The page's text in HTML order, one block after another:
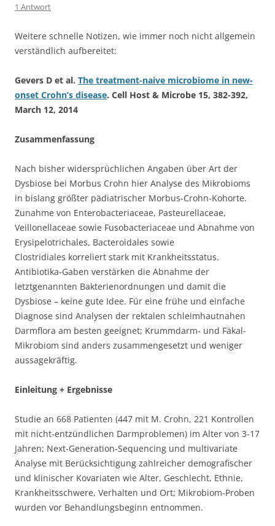
1 Antwort
Weitere schnelle Notizen, wie immer noch nicht allgemein
verständlich aufbereitet:
Gevers D et al. The treatment-naive microbiome in new-
onset Crohn’s disease. Cell Host & Microbe 15, 382-392,
March 12, 2014
Zusammenfassung
Nach bisher widersprüchlichen Angaben über Art der
Dysbiose bei Morbus Crohn hier Analyse des Mikrobioms
in bislang größter pädiatrischer Morbus-Crohn-Kohorte.
Zunahme von Enterobacteriaceae, Pasteurellaceae,
Veillonellaceae sowie Fusobacteriaceae und Abnahme von
Erysipelotrichales, Bacteroidales sowie
Clostridiales korreliert stark mit Krankheitsstatus.
Antibiotika-Gaben verstärken die Abnahme der
letztgenannten Bakterienordnungen und damit die
Dysbiose – keine gute Idee. Für eine frühe und einfache
Diagnose sind Analysen der rektalen schleimhautnahen
Darmflora am besten geeignet; Krummdarm- und Fäkal-
Mikrobiom sind anders zusammengesetzt und weniger
aussagekräftig.
Einleitung + Ergebnisse
Studie an 668 Patienten (447 mit M. Crohn, 221 Kontrollen
mit nicht-entzündlichen Darmproblemen) im Alter von 3-17
Jahren; Next-Generation-Sequencing und multivariate
Analyse mit Berücksichtigung zahlreicher demografischer
und klinischer Kovariaten wie Alter, Geschlecht, Ethnie,
Krankheitsschwere, Verhalten und Ort; Mikrobiom-Proben
wurden vor Behandlungsbeginn entnommen.